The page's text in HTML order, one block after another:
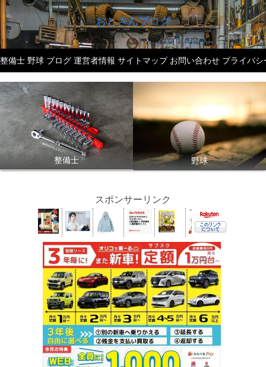
おとさんブログ
整備士 野球 ブログ 運営者情報 サイトマップ お問い合わせ プライバ
整備士 野球
スポンサーリンク